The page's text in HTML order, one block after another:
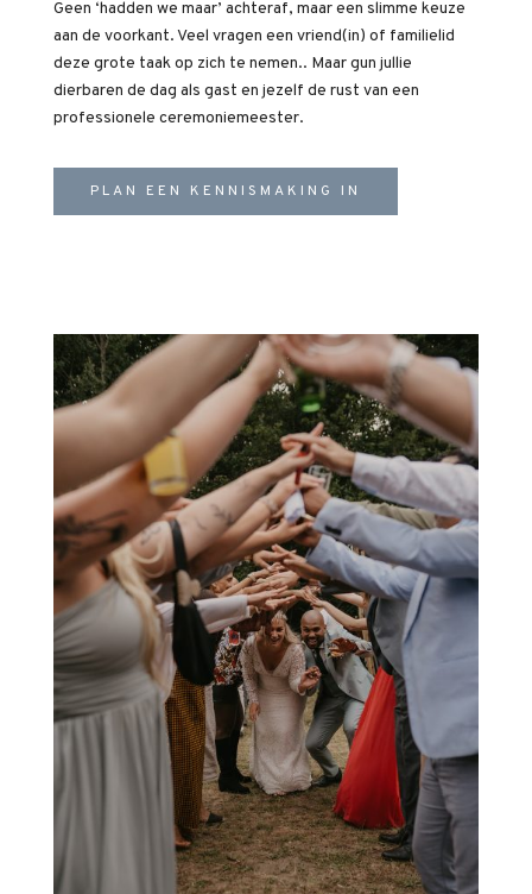
Geen ‘hadden we maar’ achteraf, maar een slimme keuze
aan de voorkant. Veel vragen een vriend(in) of familielid
deze grote taak op zich te nemen.. Maar gun jullie
dierbaren de dag als gast en jezelf de rust van een
professionele ceremoniemeester.
PLAN EEN KENNISMAKING IN